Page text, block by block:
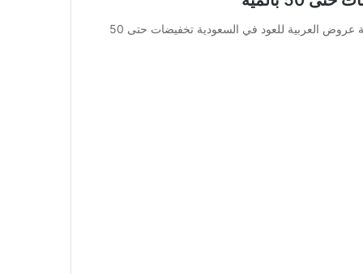
عروض العربية للعود في السعودية تخفيضات حتى 50 بالمية عروض العربية للعود في السعودية تخفيضات حتى 50